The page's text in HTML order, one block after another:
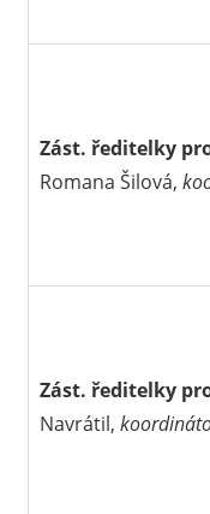
Zást. ředitelky
Romana Šilová,
Zást. ředitelky
Navrátil,